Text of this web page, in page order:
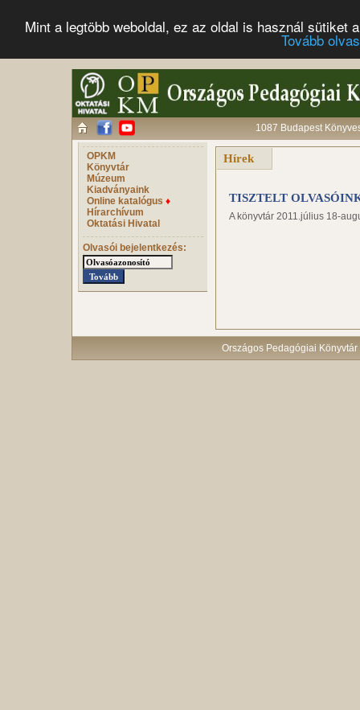
Mint a legtöbb weboldal, ez az oldal is használ sütiket
Tovább
1087 Budapest
OPKM
Könyvtár
Múzeum
Kiadványaink
Online katalógus ♦
Hírarchívum
Oktatási Hivatal
Olvasói bejelentkezés:
Hírek
TISZTELT
A könyvtár 2011.július 18-
Országos Pedagógiai